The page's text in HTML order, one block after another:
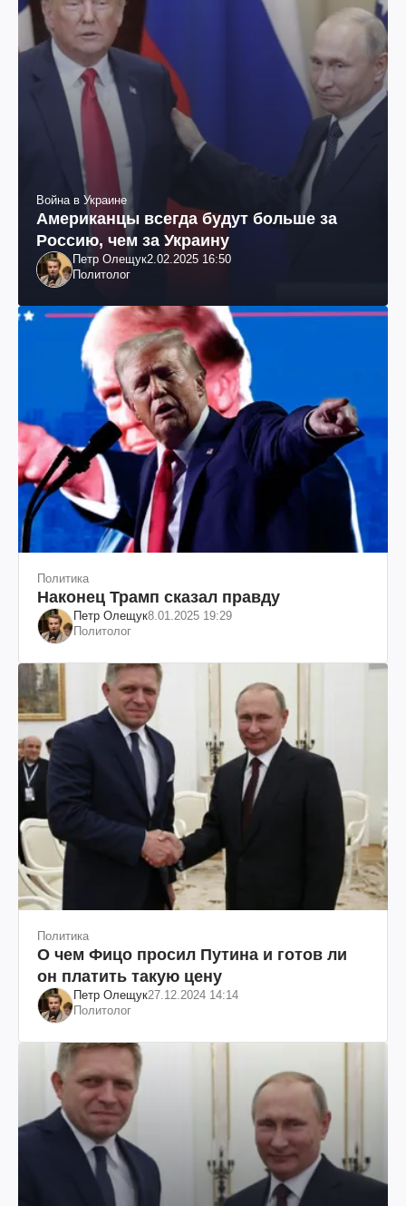
Война в Украине
Американцы всегда будут больше за
Россию, чем за Украину
Петр Олещук2.02.2025 16:50
Политолог
Политика
Наконец Трамп сказал правду
Петр Олещук8.01.2025 19:29
Политолог
Политика
О чем Фицо просил Путина и готов ли
он платить такую цену
Петр Олещук27.12.2024 14:14
Политолог